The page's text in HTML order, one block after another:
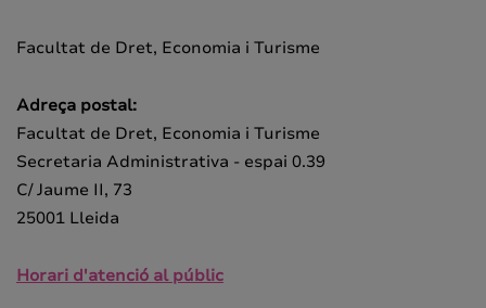
Facultat de Dret, Economia i Turisme
Adreça postal:
Facultat de Dret, Economia i Turisme
Secretaria Administrativa - espai 0.39
C/ Jaume II, 73
25001 Lleida
Horari d'atenció al públic